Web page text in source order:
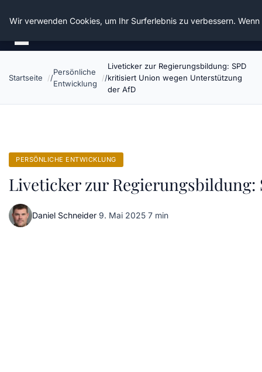
Die Schnitter
Startseite
Persönliche
Entwicklung
Liveticker zur Regierungsbildung: SPD
kritisiert Union wegen Unterstützung
der AfD
PERSÖNLICHE ENTWICKLUNG
Liveticker zur
Daniel Schneider·9. Mai 2025·7 min
Wir verwenden Cookies, um Ihr Surferlebnis zu verbessern.